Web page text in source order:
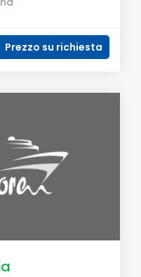
Prezzo su richiesta